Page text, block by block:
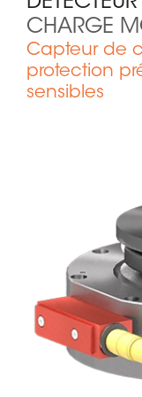
CHARGE
Capteur de
protection
sensibles